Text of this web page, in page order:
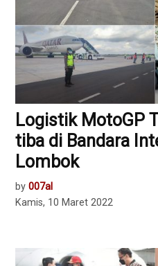
Logistik MotoGP
tiba di Bandara
Lombok
by 007al
Kamis, 10 Maret 2022